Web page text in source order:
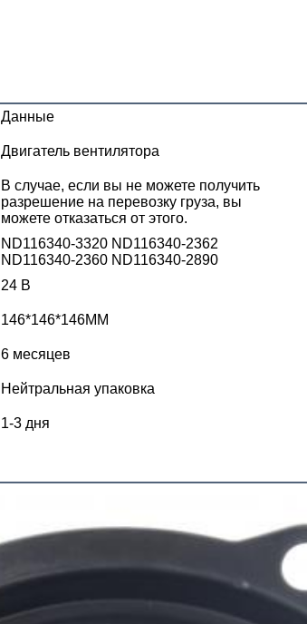
Данные
Двигатель вентилятора
В случае, если вы не можете получить
разрешение на перевозку груза, вы
можете отказаться от этого.
ND116340-3320 ND116340-2362
ND116340-2360 ND116340-2890
24 В
146*146*146MM
6 месяцев
Нейтральная упаковка
1-3 дня